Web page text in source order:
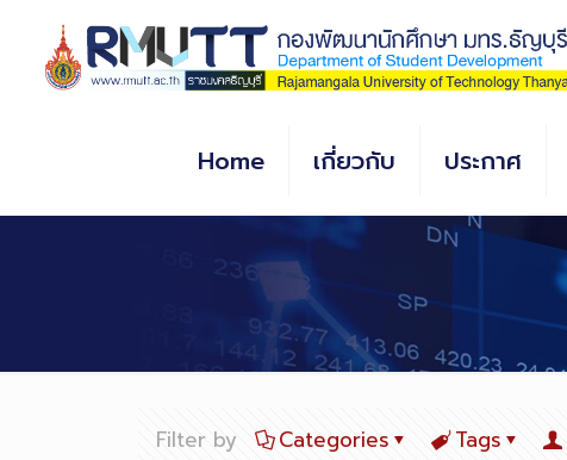
Content
Home เกี่ยวกับ ประกาศ
Filter by Categories Tags